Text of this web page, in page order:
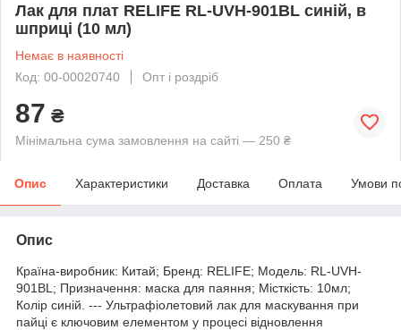
Лак для плат RELIFE RL-UVH-901BL синій, в
шприці (10 мл)
Немає в наявності
Код: 00-00020740
Опт і роздріб
87 ₴
Мінімальна сума замовлення на сайті — 250 ₴
Опис Характеристики Доставка Оплата Умови
Опис
Країна-виробник: Китай; Бренд: RELIFE; Модель: RL-UVH-
901BL; Призначення: маска для паяння; Місткість: 10мл;
Колір синій. --- Ультрафіолетовий лак для маскування при
пайці є ключовим елементом у процесі відновлення